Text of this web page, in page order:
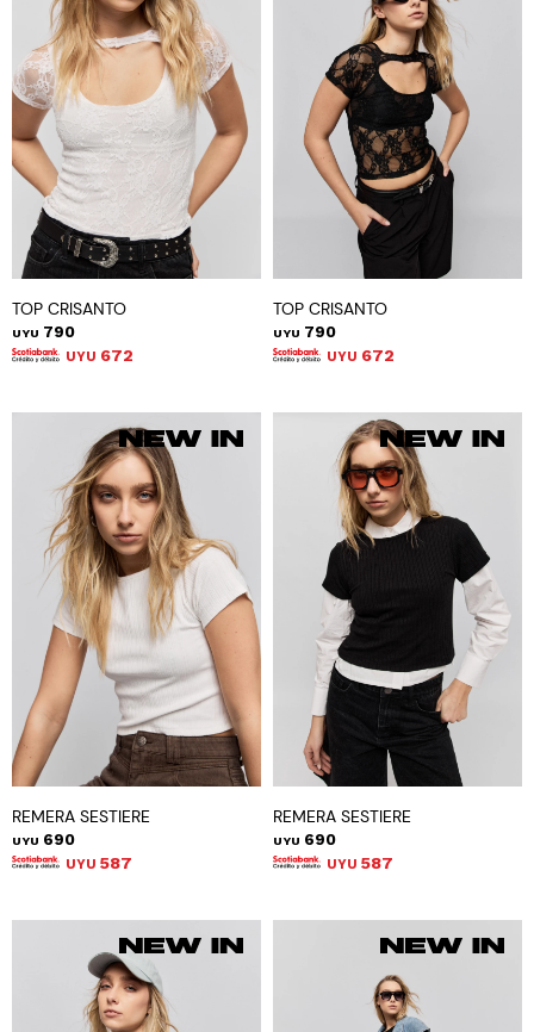
TOP CRISANTO
UYU 790
UYU 672
TOP CRISANTO
UYU 790
UYU 672
REMERA SESTIERE
UYU 690
UYU 587
REMERA SESTIERE
UYU 690
UYU 587